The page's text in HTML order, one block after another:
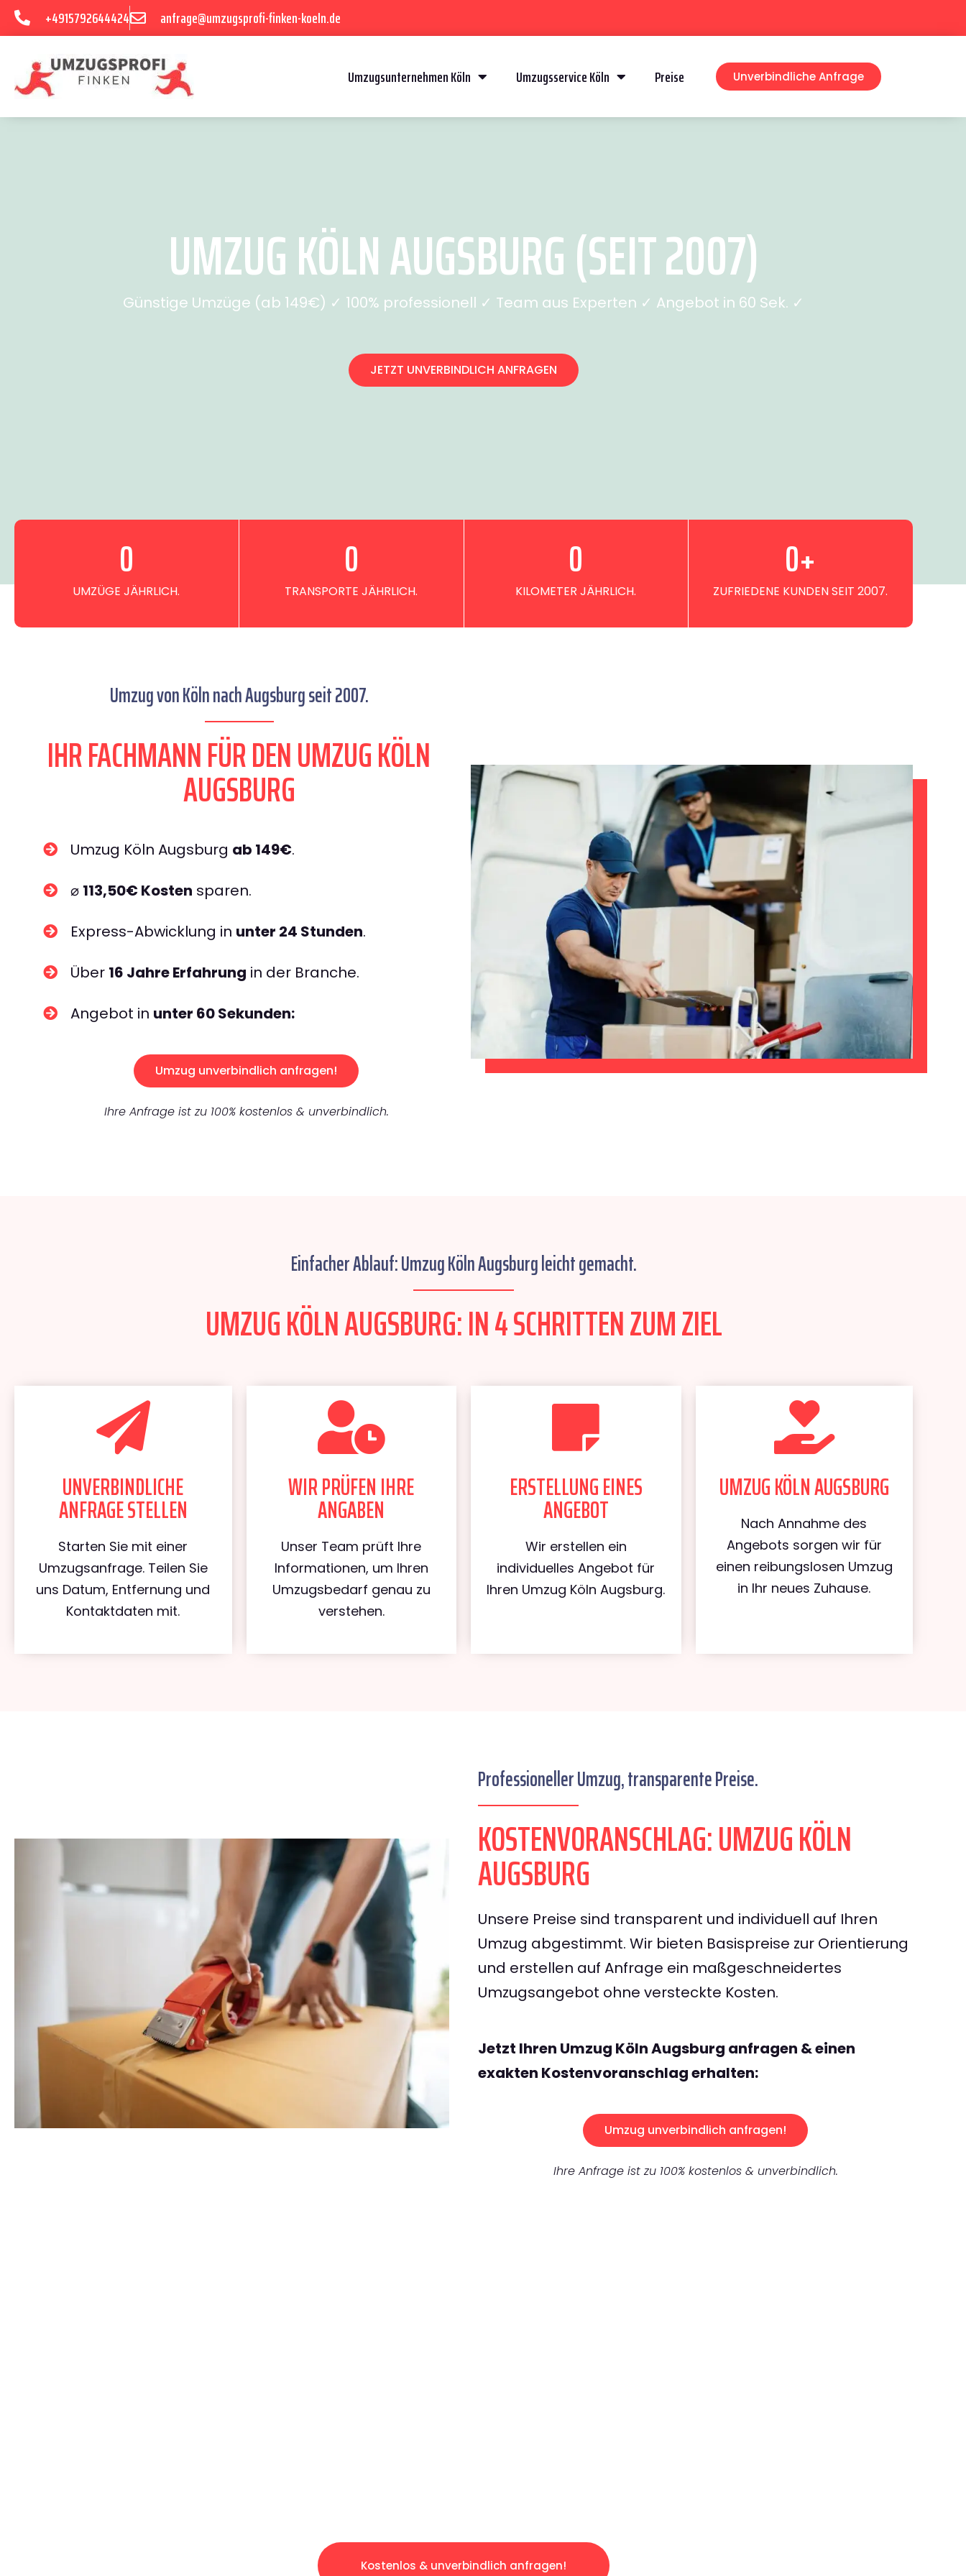
+4915792644424 anfrage@umzugsprofi-finken-koeln.de
Umzugsunternehmen Köln Umzugsservice Köln Preise Unverbindliche Anfrage
UMZUG KÖLN AUGSBURG (SEIT 2007)
Günstige Umzüge (ab 149€) ✓ 100% professionell ✓ Team aus Experten ✓ Angebot in 60 Sek. ✓
JETZT UNVERBINDLICH ANFRAGEN
UMZÜGE JÄHRLICH.
0
TRANSPORTE JÄHRLICH.
0
KILOMETER JÄHRLICH.
0
ZUFRIEDENE KUNDEN SEIT 2007.
0+
Umzug von Köln nach Augsburg seit 2007.
IHR FACHMANN FÜR DEN UMZUG KÖLN
AUGSBURG
Umzug Köln Augsburg ab 149€.
⌀ 113,50€ Kosten sparen.
Express-Abwicklung in unter 24 Stunden.
Über 16 Jahre Erfahrung in der Branche.
Angebot in unter 60 Sekunden:
Umzug unverbindlich anfragen!
Ihre Anfrage ist zu 100% kostenlos & unverbindlich.
Einfacher Ablauf: Umzug Köln Augsburg leicht gemacht.
UMZUG KÖLN AUGSBURG: IN 4 SCHRITTEN ZUM ZIEL
UNVERBINDLICHE
ANFRAGE STELLEN
Starten Sie mit einer
Umzugsanfrage. Teilen Sie
uns Datum, Entfernung und
Kontaktdaten mit.
WIR PRÜFEN IHRE
ANGABEN
Unser Team prüft Ihre
Informationen, um Ihren
Umzugsbedarf genau zu
verstehen.
ERSTELLUNG EINES
ANGEBOT
Wir erstellen ein
individuelles Angebot für
Ihren Umzug Köln Augsburg.
UMZUG KÖLN AUGSBURG
Nach Annahme des
Angebots sorgen wir für
einen reibungslosen Umzug
in Ihr neues Zuhause.
Professioneller Umzug, transparente Preise.
KOSTENVORANSCHLAG: UMZUG KÖLN
AUGSBURG
Unsere Preise sind transparent und individuell auf Ihren
Umzug abgestimmt. Wir bieten Basispreise zur Orientierung
und erstellen auf Anfrage ein maßgeschneidertes
Umzugsangebot ohne versteckte Kosten.
Jetzt Ihren Umzug Köln Augsburg anfragen & einen
exakten Kostenvoranschlag erhalten:
Umzug unverbindlich anfragen!
Ihre Anfrage ist zu 100% kostenlos & unverbindlich.
Kostenlos & unverbindlich anfragen!